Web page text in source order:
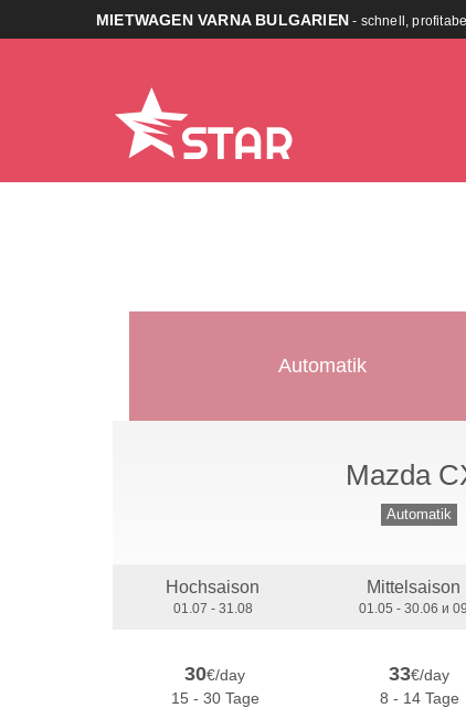
MIETWAGEN VARNA BULGARIEN - schnell,
Automatik
Mazda
Automatik
Hochsaison
01.07 - 31.08
Mittelsaison
01.05 - 30.06 и 09
30€/day
15 - 30 Tage
33€/day
8 - 14 Tage